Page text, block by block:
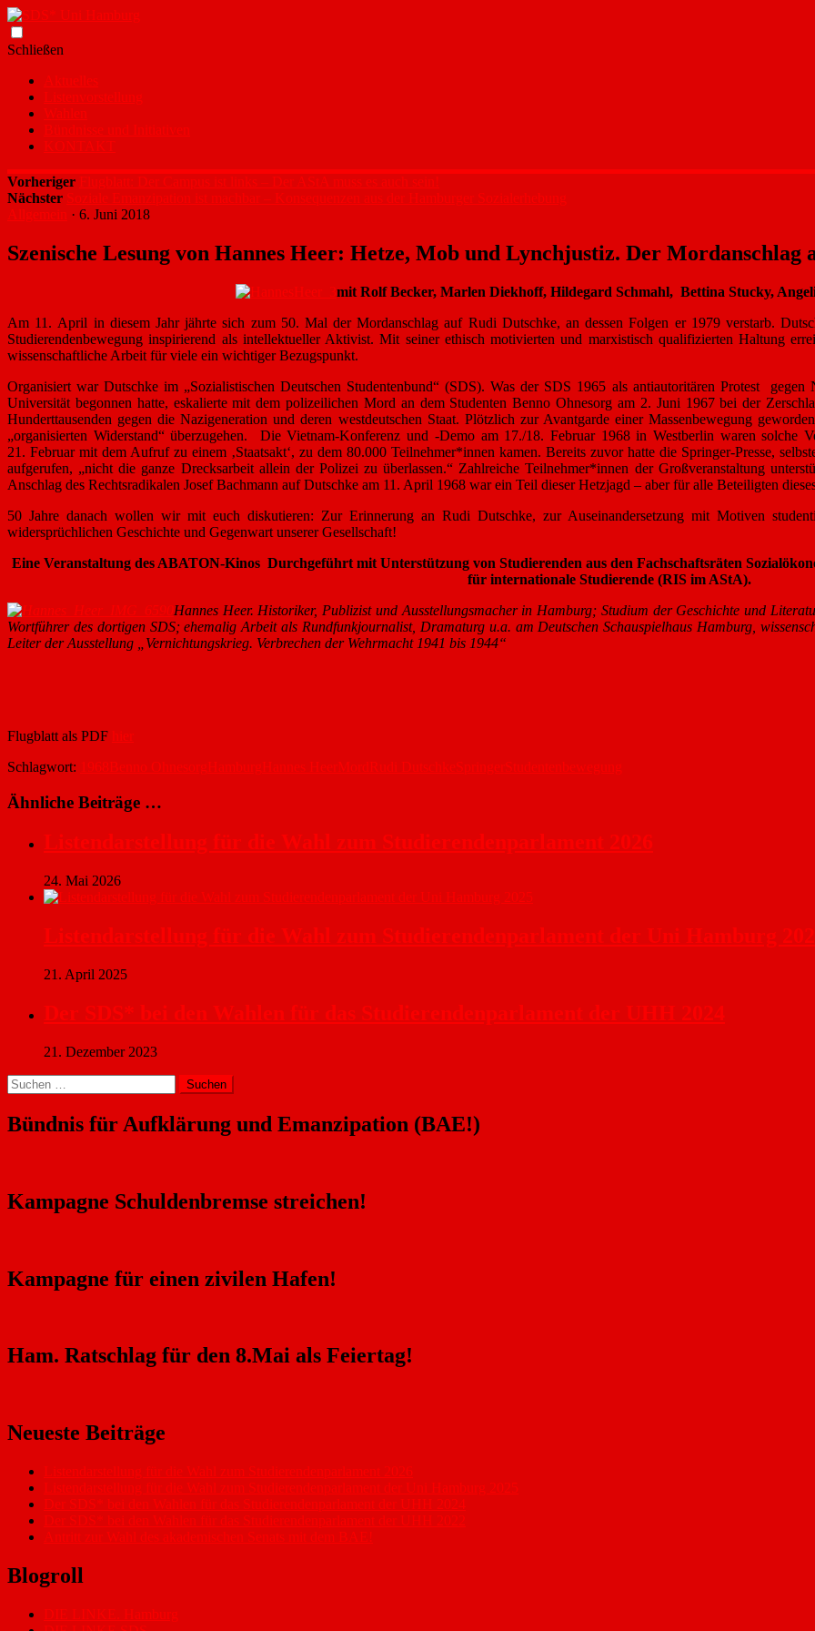
Schließen
springen
Aktuelles
Listenvorstellung
Wahlen
Bündnisse und Initiativen
KONTAKT
Vorheriger Flugblatt: Der Campus ist links – Der AStA muss es auch sein!
Nächster Soziale Emanzipation ist machbar – Konsequenzen aus der Hamburger Sozialerhebung
Allgemein · 6. Juni 2018
Szenische Lesung von Hannes Heer: Hetze, Mob und Lynchjustiz. Der Mordanschlag
mit Rolf Becker, Marlen Diekhoff, Hildegard Schmahl, Bettina Stucky,
Am 11. April in diesem Jahr jährte sich zum 50. Mal der Mordanschlag auf Rudi Dutschke, an dessen Folgen er 1979 verstarb.
Studierendenbewegung inspirierend als intellektueller Aktivist. Mit seiner ethisch motivierten und marxistisch qualifizierten Haltung
wissenschaftliche Arbeit für viele ein wichtiger Bezugspunkt.
Organisiert war Dutschke im „Sozialistischen Deutschen Studentenbund“ (SDS). Was der SDS 1965 als antiautoritären Protest
Universität begonnen hatte, eskalierte mit dem polizeilichen Mord an dem Studenten Benno Ohnesorg am 2. Juni 1967 bei der
Hunderttausenden gegen die Nazigeneration und deren westdeutschen Staat. Plötzlich zur Avantgarde einer Massenbewegung
„organisierten Widerstand“ überzugehen. Die Vietnam-Konferenz und -Demo am 17./18. Februar 1968 in Westberlin waren solche
21. Februar mit dem Aufruf zu einem ‚Staatsakt‘, zu dem 80.000 Teilnehmer*innen kamen. Bereits zuvor hatte die Springer-Presse,
aufgerufen, „nicht die ganze Drecksarbeit allein der Polizei zu überlassen.“ Zahlreiche Teilnehmer*innen der Großveranstaltung
Anschlag des Rechtsradikalen Josef Bachmann auf Dutschke am 11. April 1968 war ein Teil dieser Hetzjagd – aber für alle Beteiligten
50 Jahre danach wollen wir mit euch diskutieren: Zur Erinnerung an Rudi Dutschke, zur Auseinandersetzung mit Motiven
widersprüchlichen Geschichte und Gegenwart unserer Gesellschaft!
Eine Veranstaltung des ABATON-Kinos Durchgeführt mit Unterstützung von Studierenden aus den Fachschaftsräten
für internationale Studierende (RIS im AStA).
Hannes Heer. Historiker, Publizist und Ausstellungsmacher in Hamburg; Studium der Geschichte und
Wortführer des dortigen SDS; ehemalig Arbeit als Rundfunkjournalist, Dramaturg u.a. am Deutschen Schauspielhaus Hamburg,
Leiter der Ausstellung „Vernichtungskrieg. Verbrechen der Wehrmacht 1941 bis 1944“
Flugblatt als PDF hier
Schlagwort: 1968Benno Ohnesorg Hamburg Hannes HeerMordRudi DutschkeSpringerStudentenbewegung
Ähnliche Beiträge …
Listendarstellung für die Wahl zum Studierendenparlament 2026
24. Mai 2026
Listendarstellung für die Wahl zum Studierendenparlament der Uni Hamburg
21. April 2025
Der SDS* bei den Wahlen für das Studierendenparlament der UHH 2024
21. Dezember 2023
Suchen
nach:
Bündnis für Aufklärung und Emanzipation (BAE!)
Kampagne Schuldenbremse streichen!
Kampagne für einen zivilen Hafen!
Ham. Ratschlag für den 8.Mai als Feiertag!
Neueste Beiträge
Listendarstellung für die Wahl zum Studierendenparlament 2026
Listendarstellung für die Wahl zum Studierendenparlament der Uni Hamburg 2025
Der SDS* bei den Wahlen für das Studierendenparlament der UHH 2024
Der SDS* bei den Wahlen für das Studierendenparlament der UHH 2022
Antritt zur Wahl des akademischen Senats mit dem BAE!
Blogroll
DIE LINKE. Hamburg